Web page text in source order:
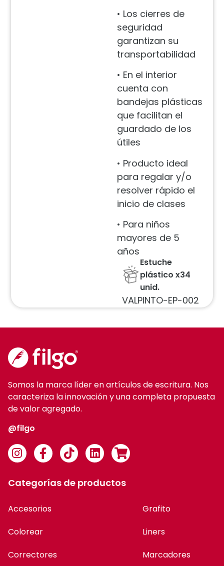
• Los cierres de
seguridad
garantizan su
transportabilidad
• En el interior
cuenta con
bandejas plásticas
que facilitan el
guardado de los
útiles
• Producto ideal
para regalar y/o
resolver rápido el
inicio de clases
• Para niños
mayores de 5
años
Estuche
plástico x34
unid.
VALPINTO-EP-002
Somos la marca líder en artículos de escritura. Nos
caracteriza la innovación y una completa propuesta
de valor agregado.
@filgo
Categorías de productos
Accesorios
Colorear
Correctores
Grafito
Liners
Marcadores